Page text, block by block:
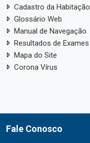
Cadastro da Habitação
Glossário Web
Manual de Navegação
Resultados de Exames
Mapa do Site
Corona Vírus
Fale Conosco